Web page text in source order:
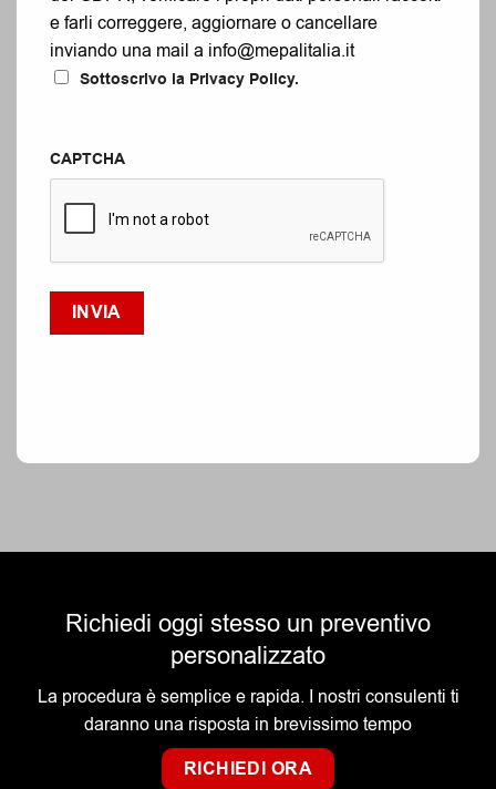
e farli correggere, aggiornare o cancellare
inviando una mail a info@mepalitalia.it
Sottoscrivo la Privacy Policy.
CAPTCHA
Richiedi oggi stesso un preventivo
personalizzato
La procedura è semplice e rapida. I nostri consulenti ti
daranno una risposta in brevissimo tempo
RICHIEDI ORA